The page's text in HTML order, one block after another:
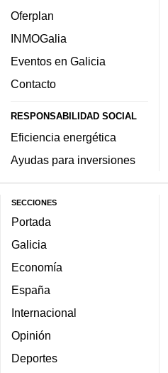
Oferplan
INMOGalia
Eventos en Galicia
Contacto
RESPONSABILIDAD SOCIAL
Eficiencia energética
Ayudas para inversiones
SECCIONES
Portada
Galicia
Economía
España
Internacional
Opinión
Deportes